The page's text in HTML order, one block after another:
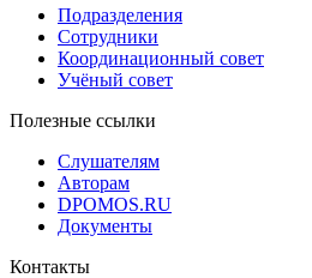
Подразделения
Сотрудники
Координационный совет
Учёный совет
Полезные ссылки
Слушателям
Авторам
DPOMOS.RU
Документы
Контакты